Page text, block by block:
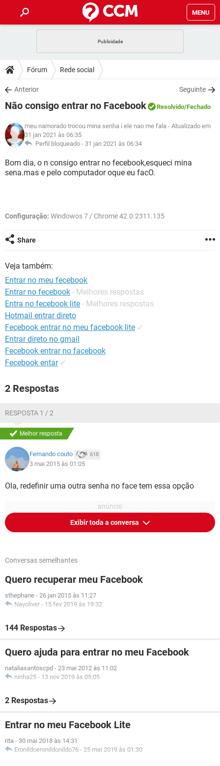
MENU
CELULAR
OUTLOOK
INSTAGRAM GMAIL
GUIA DE COMPRAS
DICAS
JOGOS
INSTAGRAM
GUIA DE COMPRAS
DOWNLOADS
JOGOS WHATSAPP
CELULAR FACEBOOK
OUTLOOK EXCEL
GUIA DE COMPRAS
JOGOS
CELULAR FACEBOOK
OUTLOOK EXCEL
GLOSSÁRIO
CELULAR FACEBOOK
Fórum Rede social
Anterior Seguinte
Não consigo entrar no Facebook Resolvido/Fechado
meu namorado trocou mina senha i ele nao me fala- Atualizado em
31 jan 2021 às 06:35
Perfil bloqueado - 31 jan 2021 às 06:34
Bom dia, o n consigo entrar no fecebook,esqueci mina
sena.mas e pelo computador oque eu facO.
Configuração: Windowos 7 / Chrome 42.0.2311.135
Share
Veja também:
Entrar no meu fecebook
Entrar no fecebook - Melhores respostas
Entra no fecebook lite - Melhores respostas
Hotmail entrar direto
Fecebook entrar no meu facebook lite ✓
Entrar direto no gmail
Fecebook entrar no facebook
Fecebook entar ✓
2 Respostas
RESPOSTA 1 / 2
Melhor resposta
Fernando couto 618
3 mai 2015 às 01:05
Ola, redefinir uma outra senha no face tem essa opção
Exibir toda a conversa
Conversas semelhantes
Quero recuperar meu Facebook
sthephane - 26 jan 2015 às 11:27
Nayoliver - 15 fev 2019 às 19:32
144 Respostas
Quero ajuda para entrar no meu Facebook
nataliasantoscpd - 23 mai 2012 às 11:02
ninha25 - 13 nov 2019 às 05:05
2 Respostas
Entrar no meu Facebook Lite
rita - 30 mai 2018 às 14:31
Eronildoeronildonildo76 - 25 mai 2019 às 01:30